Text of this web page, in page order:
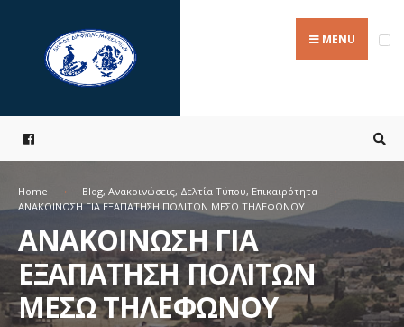
content
MENU
Home Blog, Ανακοινώσεις, Δελτία Τύπου, Επικαιρότητα
ΑΝΑΚΟΙΝΩΣΗ ΓΙΑ ΕΞΑΠΑΤΗΣΗ ΠΟΛΙΤΩΝ ΜΕΣΩ ΤΗΛΕΦΩΝΟΥ
ΑΝΑΚΟΙΝΩΣΗ ΓΙΑ
ΕΞΑΠΑΤΗΣΗ ΠΟΛΙΤΩΝ
ΜΕΣΩ ΤΗΛΕΦΩΝΟΥ
for: